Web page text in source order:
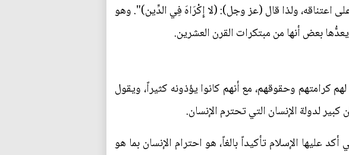
اعتناقه، ولذا قال (عز وجل): (لا إِكْرَاهَ فِي الدِّين)". وهو
بعض أنها من مبتكرات القرن العشرين.
كرامتهم وحقوقهم، مع أنهم كانوا يؤذونه كثيراً، ويقول
لدولة الإنسان التي تحترم الإنسان.
عليها الإسلام تأكيداً بالغاً، هو احترام الإنسان بما هو